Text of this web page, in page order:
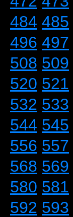
484 485
496 497
508 509
520 521
532 533
544 545
556 557
568 569
580 581
592 593